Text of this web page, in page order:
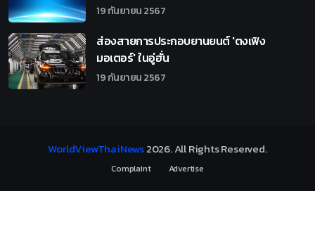
19 กันยายน 2567
ส่องสายการประกอบยานยนต์ 'ตงเฟิง
มอเตอร์' ในอู่ฮั่น
19 กันยายน 2567
WorldViewThaiNews2026. All Rights Reserved.
Complaint Advertise